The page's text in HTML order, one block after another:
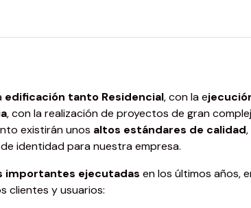
edificación tanto Residencial, con la e
, con la realización de proyectos de gran
existirán unos altos estándares de calidad
identidad para nuestra empresa.
importantes ejecutadas en los últimos años,
clientes y usuarios: